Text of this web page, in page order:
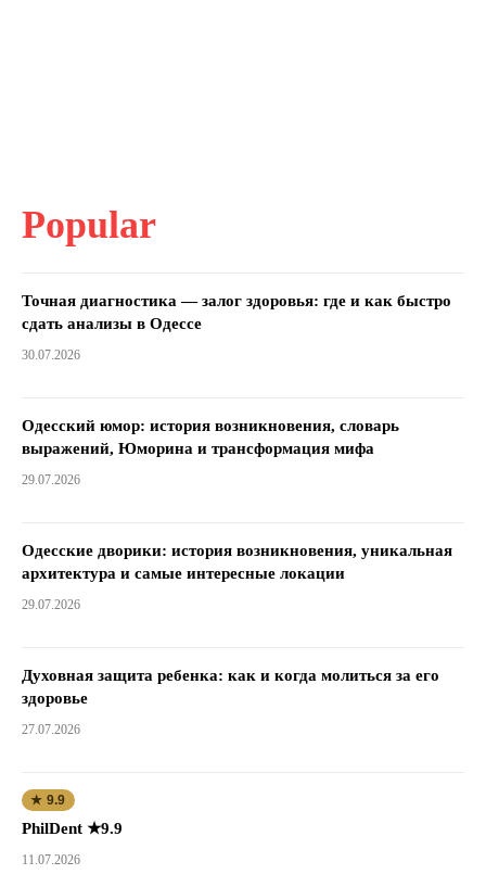
Popular
Точная диагностика — залог здоровья: где и как быстро
сдать анализы в Одессе
30.07.2026
Одесский юмор: история возникновения, словарь
выражений, Юморина и трансформация мифа
29.07.2026
Одесские дворики: история возникновения, уникальная
архитектура и самые интересные локации
29.07.2026
Духовная защита ребенка: как и когда молиться за его
здоровье
27.07.2026
★ 9.9
PhilDent ★9.9
11.07.2026